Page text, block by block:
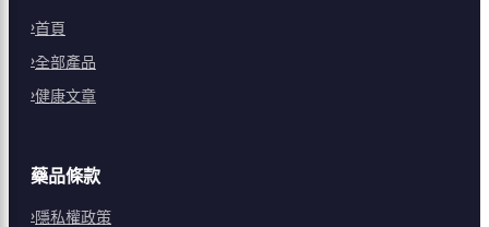
首頁
全部產品
健康文章
藥品條款
隱私權政策